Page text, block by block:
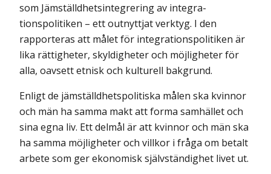
som Jämställdhetsintegrering av integra­
tionspolitiken – ett outnyttjat verktyg. I den
rapporteras att målet för inte­grationspolitiken är
lika rättigheter, skyldigheter och möjligheter för
alla, oavsett etnisk och kulturell bakgrund.
Enligt de jämställdhetspolitiska målen ska kvinnor
och män ha samma makt att forma samhället och
sina egna liv. Ett delmål är att kvinnor och män ska
ha samma möjligheter och villkor i fråga om betalt
arbete som ger ekonomisk självständighet livet ut.